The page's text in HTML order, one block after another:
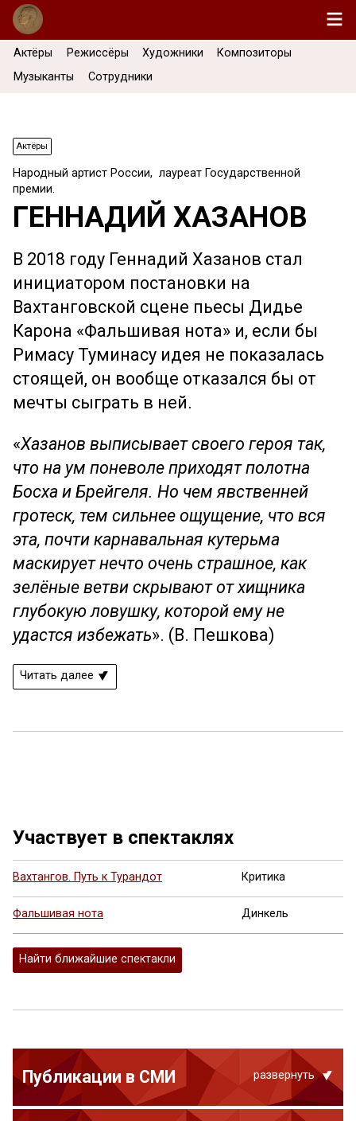
Актёры Режиссёры Художники
Композиторы
Музыканты
Сотрудники
Актёры
Народный артист России, лауреат Государственной
премии.
ГЕННАДИЙ ХАЗАНОВ
В 2018 году Геннадий Хазанов стал
инициатором постановки на
Вахтанговской сцене пьесы Дидье
Карона «Фальшивая нота» и, если бы
Римасу Туминасу идея не показалась
стоящей, он вообще отказался бы от
мечты сыграть в ней.
«Хазанов выписывает своего героя так,
что на ум поневоле приходят полотна
Босха и Брейгеля. Но чем явственней
гротеск, тем сильнее ощущение, что вся
эта, почти карнавальная кутерьма
маскирует нечто очень страшное, как
зелёные ветви скрывают от хищника
глубокую ловушку, которой ему не
удастся избежать». (В. Пешкова)
Читать далее
Участвует в спектаклях
Вахтангов. Путь к Турандот Критика
Фальшивая нота Динкель
Найти ближайшие спектакли
Публикации в СМИ развернуть